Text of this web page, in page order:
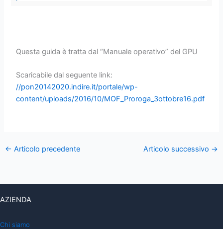
Questa guida è tratta dal “Manuale operativo” del GPU
Scaricabile dal seguente link:
//pon20142020.indire.it/portale/wp-
content/uploads/2016/10/MOF_Proroga_3ottobre16.pdf
← Articolo precedente Articolo successivo →
AZIENDA
Chi siamo